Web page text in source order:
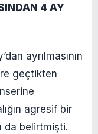
4 AY
ayrılmasının
geçtikten
agresif bir
da belirtmişti.